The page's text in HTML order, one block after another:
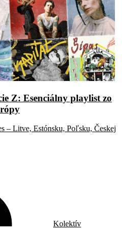
Z: Esenciálny playlist zo
– Litve, Estónsku, Poľsku, Českej
Kolektív